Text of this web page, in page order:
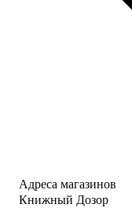
Адреса магазинов
Книжный Дозор